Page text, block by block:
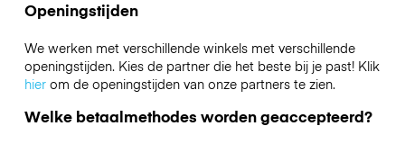
Openingstijden
We werken met verschillende winkels met verschillende
openingstijden. Kies de partner die het beste bij je past! Klik
hierom de openingstijden van onze partners te zien.
Welke betaalmethodes worden geaccepteerd?